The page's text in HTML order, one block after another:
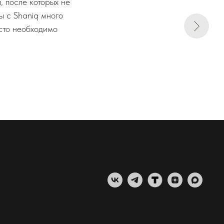
с Shaniq много
необходимо